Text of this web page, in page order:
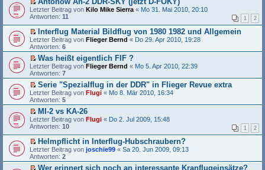
r
a
g
e
i
t
r
a
g
n
e
r
B
e
i
t
r
a
g
e
s
e
e
r
B
e
i
t
r
a
g
u
n
g
e
s
e
n
e
r
B
e
i
t
r
a
g
e
r
u
n
g
e
l
e
s
e
n
e
r
B
e
i
t
a
g
E
r
e
r
u
n
g
e
l
e
s
e
n
e
r
B
e
t
r
a
Letzter Beitrag von Kilo Mike Sierra « Mo 31. Mai 2010, 20:10
Antworten: 11 1 2
E
r
s
e
r
u
n
g
e
e
s
e
n
e
r
B
e
Interflug Material Bildflug von 1980 1982 und Allgemein
Letzter Beitrag von Flieger Bernd « Do 29. Apr 2010, 19:28
Antworten: 6
E
r
s
e
r
u
n
g
e
l
e
s
e
n
Was heißt eigentlich FIF ?
Letzter Beitrag von Flieger Bernd « Mo 5. Apr 2010, 22:39
Antworten: 7
E
r
s
e
r
u
n
g
e
l
Serie "Spezialflug in der DDR" in Flieger Revue extra
Letzter Beitrag von Flugi « Mo 8. Mär 2010, 16:34
Antworten: 5
E
r
e
r
u
n
MI-2 vs KA-26
Letzter Beitrag von Flugi « Do 2. Jul 2009, 15:48
Antworten: 10 1 2
E
r
s
Helmpflicht in Interflug-Hubschraubern?
Letzter Beitrag von joschie99 « Sa 20. Jun 2009, 09:13
Antworten: 2
Wer erinnert sich noch an interessante Kranflugeinsätze?